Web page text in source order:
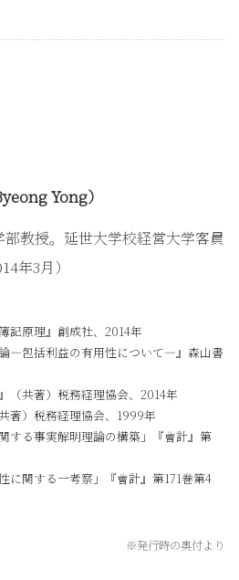
Yong）
教授。延世大学校経営大学客員
年3月）
記原理』創成社、2014年
論―包括利益の有用性について―』森山書
（共著）税務経理協会、2014年
著）税務経理協会、1999年
する事実解明理論の構築」『會計』第
に関する一考察」『會計』第171巻第4
※発行時の奥付より